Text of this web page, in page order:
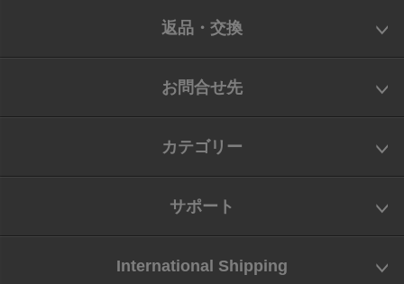
返品・交換
お問合せ先
カテゴリー
サポート
International Shipping